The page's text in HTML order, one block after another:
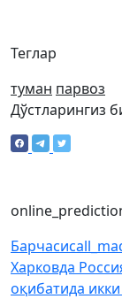
Теглар
туман парвоз
Дўстларингиз
Барчаси
Харковда
оқибатида